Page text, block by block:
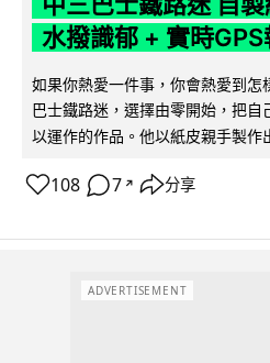
水撥識郁 + 實時GPS
如果你熱愛一件事，你會熱愛到怎
巴士鐵路迷，選擇由零開始，把
以運作的作品。他以紙皮親手製作
108 7 ↗ 分享
ADVERTISEMENT